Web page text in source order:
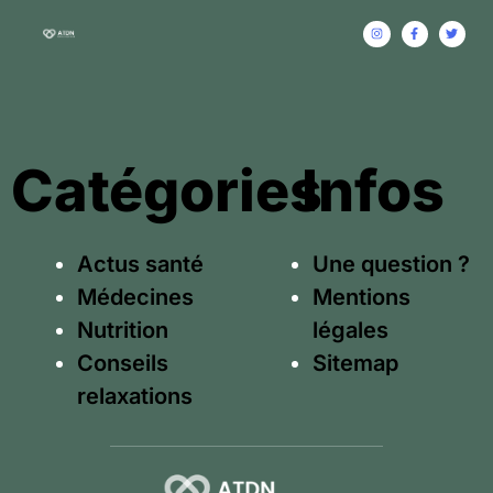
Catégories
Actus santé
Médecines
Nutrition
Conseils
relaxations
Infos
Une question ?
Mentions
légales
Sitemap